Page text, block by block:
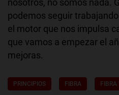
nosotros, no somos nada.
podemos seguir
el motor que nos impulsa
que vamos a empezar el
mejoras.
PRINCIPIOS FIBRA FIBRA